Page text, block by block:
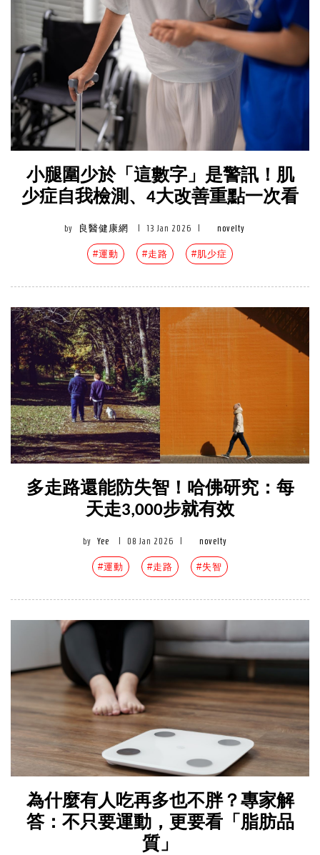
小腿圍少於「這數字」是警訊！肌
少症自我檢測、4大改善重點一次看
by 良醫健康網 13 Jan 2026 novelty
#運動 #走路 #肌少症
多走路還能防失智！哈佛研究：每
天走3,000步就有效
by Yee 08 Jan 2026 novelty
#運動 #走路 #失智
為什麼有人吃再多也不胖？專家解
答：不只要運動，更要看「脂肪品
質」